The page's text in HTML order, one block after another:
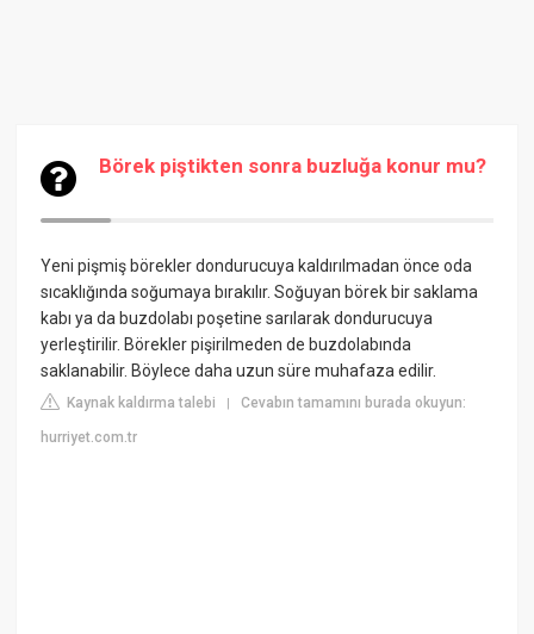
Börek piştikten sonra buzluğa konur mu?
Yeni pişmiş börekler dondurucuya kaldırılmadan önce oda
sıcaklığında soğumaya bırakılır. Soğuyan börek bir saklama
kabı ya da buzdolabı poşetine sarılarak dondurucuya
yerleştirilir. Börekler pişirilmeden de buzdolabında
saklanabilir. Böylece daha uzun süre muhafaza edilir.
Kaynak kaldırma talebi |Cevabın tamamını burada okuyun:
hurriyet.com.tr